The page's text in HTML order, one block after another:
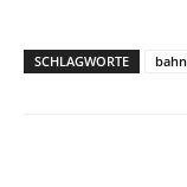
SCHLAGWORTE